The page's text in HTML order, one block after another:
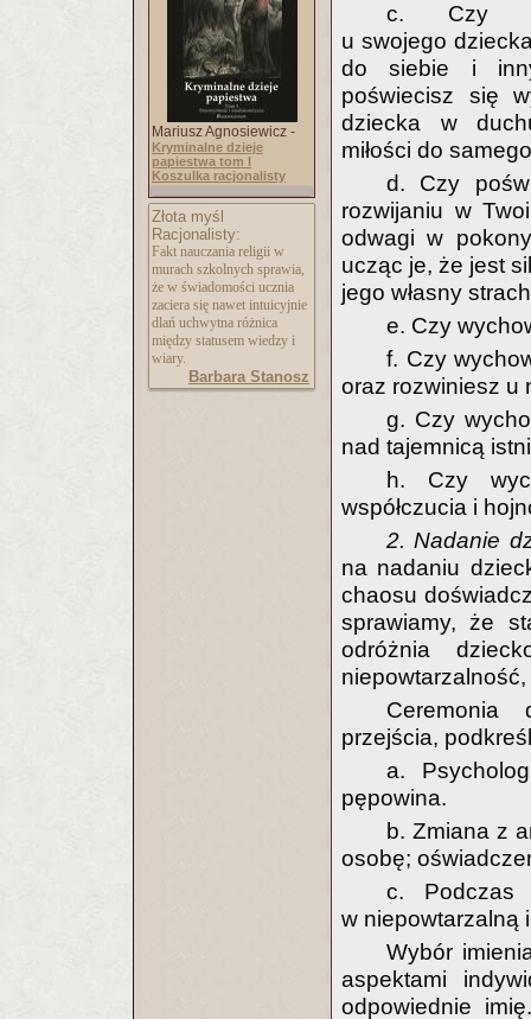
Mariusz Agnosiewicz -
Kryminalne dzieje
papiestwa tom I
Koszulka racjonalisty
Złota myśl
Racjonalisty:
Fakt nauczania religii w
murach szkolnych sprawia,
że w świadomości ucznia
zaciera się nawet intuicyjnie
dlań uchwytna różnica
między statusem wiedzy i
wiary.
Barbara Stanosz
c. Czy
u swojego
do siebie i
poświecisz się
dziecka w
miłości do
d. Czy
rozwijaniu w
odwagi w
ucząc je, że jest
jego własny
e. Czy
f. Czy
oraz rozwiniesz u
g. Czy
nad tajemnicą
h. Czy
współczucia i
2. Nadanie
na nadaniu
chaosu
sprawiamy, że
odróżnia
Ceremonia
przejścia,
a.
pępowina.
b. Zmiana z
osobę;
c. Podczas
w niepowtarzalną
Wybór
aspektami
odpowiednie